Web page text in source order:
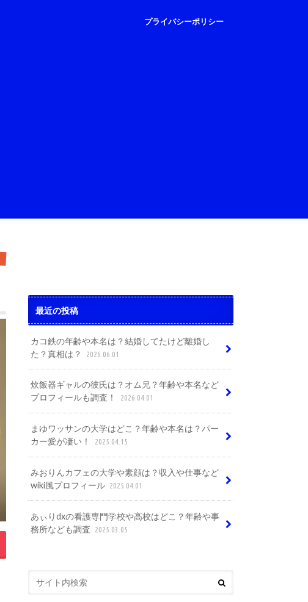
プライバシーポリシー
最近の投稿
カコ鉄の年齢や本名は？結婚してたけど離婚し
た？真相は？
2026.06.01
炊飯器ギャルの彼氏は？オム兄？年齢や本名など
プロフィールも調査！
2026.04.01
まゆワッサンの大学はどこ？年齢や本名は？パー
カー愛が凄い！
2025.04.15
みおりんカフェの大学や素顔は？収入や仕事など
wiki風プロフィール 2025.04.01
あぃりdxの看護専門学校や高校はどこ？年齢や事
務所なども調査
2025.03.05